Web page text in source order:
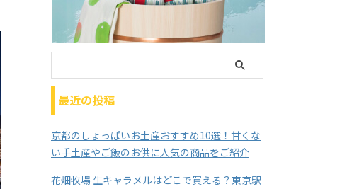
最近の投稿
京都のしょっぱいお土産おすすめ10選！甘くな
い手土産やご飯のお供に人気の商品をご紹介
花畑牧場 生キャラメルはどこで買える？東京駅